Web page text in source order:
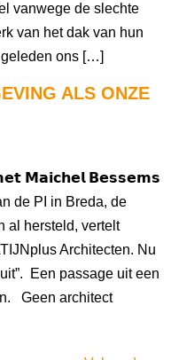
vanwege de slechte
van het dak van hun
geleden ons […]
ALS ONZE
𝗠𝗮𝗶𝗰𝗵𝗲𝗹 𝗕𝗲𝘀𝘀𝗲𝗺𝘀
de PI in Breda, de
al hersteld, vertelt
Architecten. Nu
Een passage uit een
Geen architect